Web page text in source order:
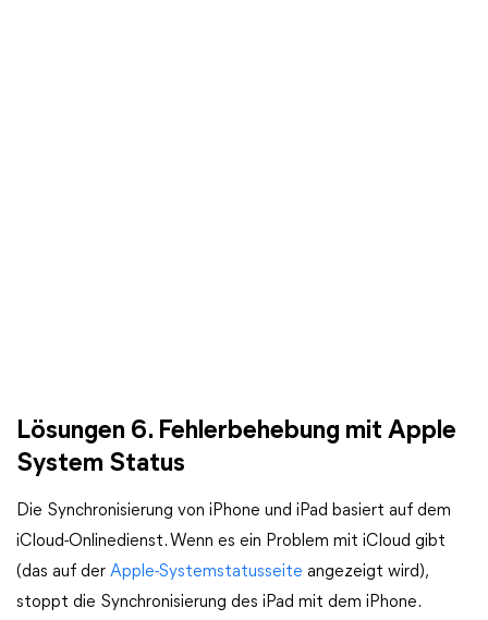
Lösungen 6. Fehlerbehebung mit Apple
System Status
Die Synchronisierung von iPhone und iPad basiert auf dem
iCloud-Onlinedienst. Wenn es ein Problem mit iCloud gibt
(das auf der Apple-Systemstatusseite angezeigt wird),
stoppt die Synchronisierung des iPad mit dem iPhone.